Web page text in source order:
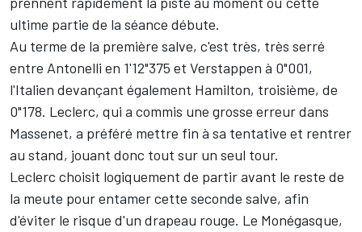
ultime partie de la séance débute.
Au terme de la première salve, c'est très, très serré
entre Antonelli en 1'12"375 et Verstappen à 0"001,
l'Italien devançant également Hamilton, troisième, de
0"178. Leclerc, qui a commis une grosse erreur dans
Massenet, a préféré mettre fin à sa tentative et rentrer
au stand, jouant donc tout sur un seul tour.
Leclerc choisit logiquement de partir avant le reste de
la meute pour entamer cette seconde salve, afin
d'éviter le risque d'un drapeau rouge. Le Monégasque,